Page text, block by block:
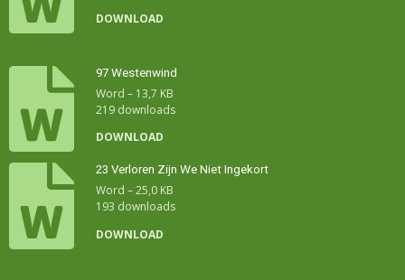
DOWNLOAD
97 Westenwind
Word – 13,7 KB
219 downloads
DOWNLOAD
23 Verloren Zijn We Niet Ingekort
Word – 25,0 KB
193 downloads
DOWNLOAD